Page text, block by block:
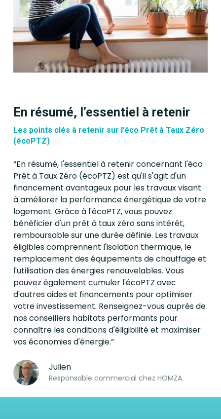
En résumé, l’essentiel à retenir
Les points clés à retenir sur l’éco Prêt à Taux Zéro
(écoPTZ)
“En résumé, l'essentiel à retenir concernant l'éco
Prêt à Taux Zéro (écoPTZ) est qu'il s'agit d'un
financement avantageux pour les travaux visant
à améliorer la performance énergétique de votre
logement. Grâce à l'écoPTZ, vous pouvez
bénéficier d'un prêt à taux zéro sans intérêt,
remboursable sur une durée définie. Les travaux
éligibles comprennent l'isolation thermique, le
remplacement des équipements de chauffage et
l'utilisation des énergies renouvelables. Vous
pouvez également cumuler l'écoPTZ avec
d'autres aides et financements pour optimiser
votre investissement. Renseignez-vous auprès de
nos conseillers habitats performants pour
connaître les conditions d'éligibilité et maximiser
vos économies d'énergie.”
Julien
Responsable commercial chez HOMZA